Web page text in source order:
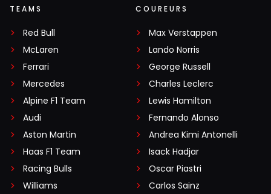
TEAMS
Red Bull
McLaren
Ferrari
Mercedes
Alpine F1 Team
Audi
Aston Martin
Haas F1 Team
Racing Bulls
Williams
COUREURS
Max Verstappen
Lando Norris
George Russell
Charles Leclerc
Lewis Hamilton
Fernando Alonso
Andrea Kimi Antonelli
Isack Hadjar
Oscar Piastri
Carlos Sainz